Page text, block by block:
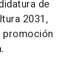
de
2031,
promoción